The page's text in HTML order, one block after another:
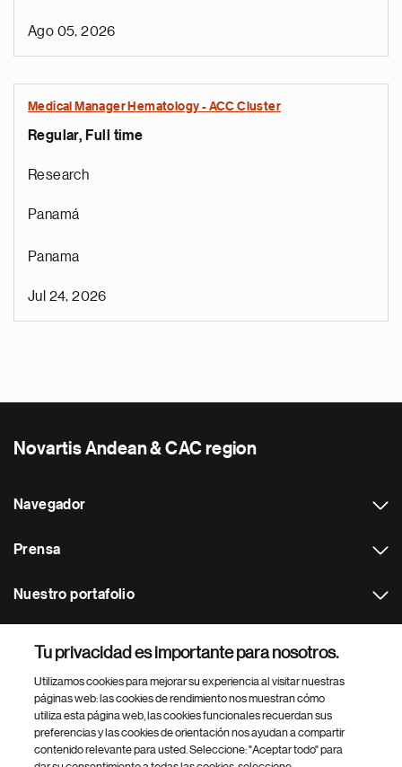
Ago 05, 2026
Medical Manager Hematology - ACC Cluster
Regular, Full time
Research
Panamá
Panama
Jul 24, 2026
Novartis Andean & CAC region
Navegador
Prensa
Nuestro portafolio
Footer Site Search
Tu privacidad es importante para nosotros.
Utilizamos cookies para mejorar su experiencia al visitar nuestras
páginas web: las cookies de rendimiento nos muestran cómo
utiliza esta página web, las cookies funcionales recuerdan sus
preferencias y las cookies de orientación nos ayudan a compartir
contenido relevante para usted. Seleccione: "Aceptar todo" para